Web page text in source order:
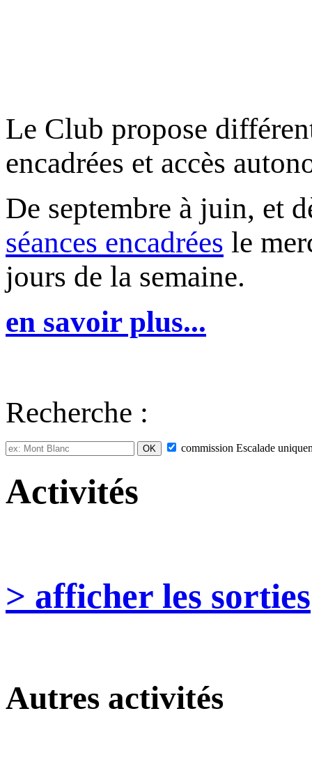
Le Club propose
encadrées et accès
De septembre à juin, et
séances encadrées le
jours de la semaine.
en savoir plus...
Recherche :
commission Escalade
Activités
> afficher les sorties
Autres activités